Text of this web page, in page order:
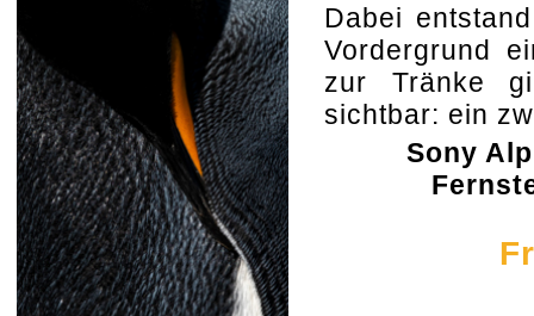
Dabei
Vordergrund
zur Tränke
sichtbar: ein
Sony